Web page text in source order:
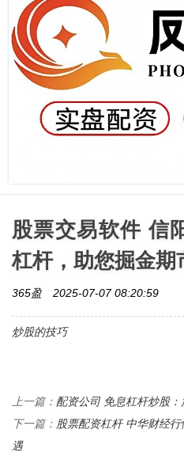
股票交易软件 信
杠杆，助您掘金期
365盈 2025-07-07 08:20:59
炒股的技巧
上一篇： 配资公司 免息杠杆炒股
下一篇： 股票配资杠杆 中华财经
遇